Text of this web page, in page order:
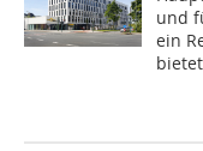
und
ein